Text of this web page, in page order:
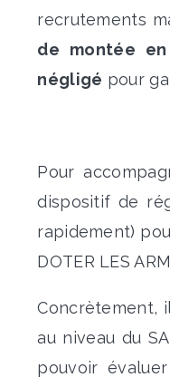
recrutements
de montée
négligé pour
Pour
dispositif de
rapidement)
DOTER LES
Concrètement,
au niveau du
pouvoir